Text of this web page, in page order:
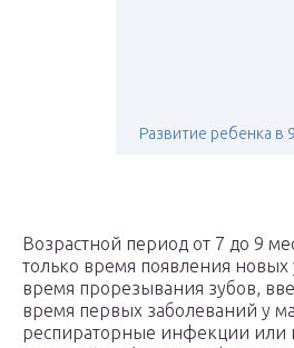
Развитие ребенка в
Возрастной период от 7 до 9
только время появления
время прорезывания зубов,
время первых заболеваний у
респираторные инфекции